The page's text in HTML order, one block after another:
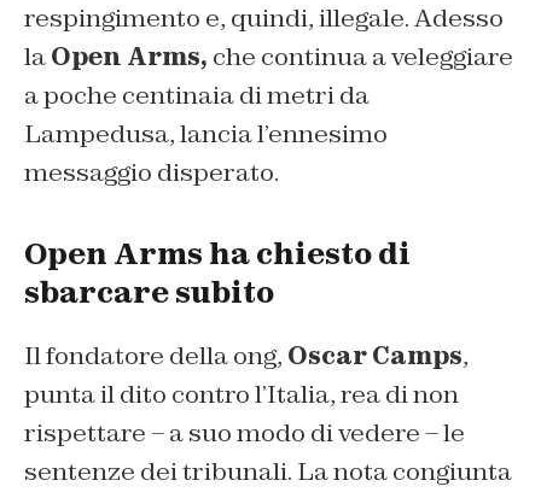
respingimento e, quindi, illegale. Adesso
laOpen Arms, che continua a veleggiare
a poche centinaia di metri da
Lampedusa, lancia l’ennesimo
messaggio disperato.
Open Arms ha chiesto di
sbarcare subito
Il fondatore della ong, Oscar Camps,
punta il dito contro l’Italia, rea di non
rispettare – a suo modo di vedere – le
sentenze dei tribunali. La nota congiunta